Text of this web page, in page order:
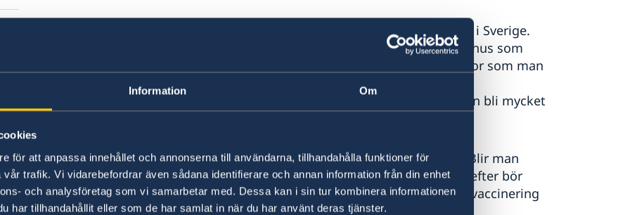
Information Om
för att anpassa innehållet och annonserna till användarna, tillhandahålla funktioner för
trafik. Vi vidarebefordrar även sådana identifierare och annan information från din enhet
och analysföretag som vi samarbetar med. Dessa kan i sin tur kombinera informationen
har tillhandahållit eller som de har samlat in när du har använt deras tjänster.
Sjukvården i Bosnien och Hercegovina har lägre standard än vi är vana vid i Sverige.
Vid allvarligare sjukdom är det akutmottagningen på närmaste stads sjukhus som
skall uppsökas. I Sarajevo finns privata kliniker som kan anlitas för krämpor som man
skulle gå till vårdcentralen med hemma i Sverige. Tänk på att se över ditt
försäkringsskydd innan du reser! En sjukhusvistelse, hemtransport etc. kan bli mycket
Iaktta försiktighet med lösdrivande hundar då vissa kan vara aggressiva. Blir man
biten av en hund skall bettet omedelbart tvättas med vatten och tvål. Därefter bör
man omgående uppsöka läkare för bedömning och ställningstagande till vaccinering
eftersom man inte helt kan utsesluta att rabies finns i landet.